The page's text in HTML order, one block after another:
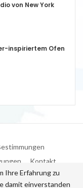
von New York
inspiriertem Ofen
Kontakt
Ihre Erfahrung zu
damit einverstanden